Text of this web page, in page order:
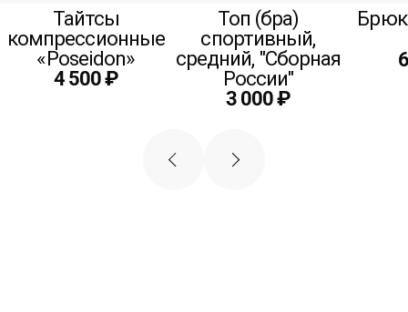
Тайтсы
компрессионные
«Poseidon»
4 500 ₽
Топ (бра)
спортивный,
средний, "Сборная
России"
3 000 ₽